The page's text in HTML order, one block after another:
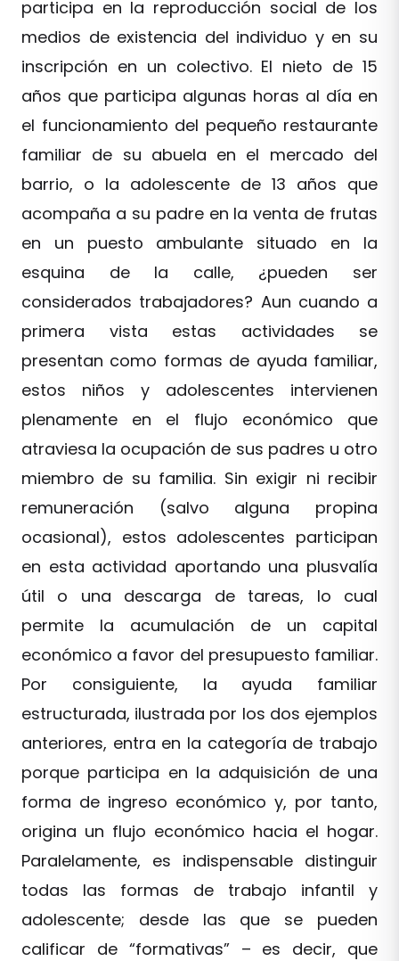
participa en la reproducción social de los
medios de existencia del individuo y en su
inscripción en un colectivo. El nieto de 15
años que participa algunas horas al día en
el funcionamiento del pequeño restaurante
familiar de su abuela en el mercado del
barrio, o la adolescente de 13 años que
acompaña a su padre en la venta de frutas
en un puesto ambulante situado en la
esquina de la calle, ¿pueden ser
considerados trabajadores? Aun cuando a
primera vista estas actividades se
presentan como formas de ayuda familiar,
estos niños y adolescentes intervienen
plenamente en el flujo económico que
atraviesa la ocupación de sus padres u otro
miembro de su familia. Sin exigir ni recibir
remuneración (salvo alguna propina
ocasional), estos adolescentes participan
en esta actividad aportando una plusvalía
útil o una descarga de tareas, lo cual
permite la acumulación de un capital
económico a favor del presupuesto familiar.
Por consiguiente, la ayuda familiar
estructurada, ilustrada por los dos ejemplos
anteriores, entra en la categoría de trabajo
porque participa en la adquisición de una
forma de ingreso económico y, por tanto,
origina un flujo económico hacia el hogar.
Paralelamente, es indispensable distinguir
todas las formas de trabajo infantil y
adolescente; desde las que se pueden
calificar de “formativas” – es decir, que